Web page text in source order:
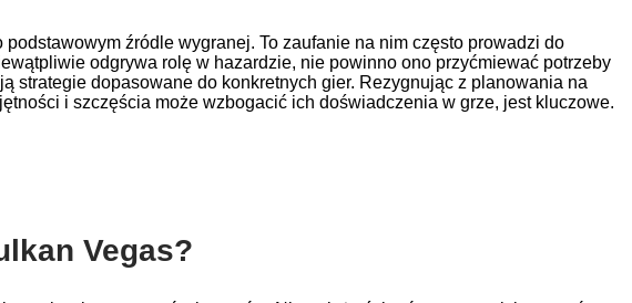
źródle wygranej. To zaufanie na nim często prowadzi do
odgrywa rolę w hazardzie, nie powinno ono przyćmiewać potrzeby
strategie dopasowane do konkretnych gier. Rezygnując z planowania na
i szczęścia może wzbogacić ich doświadczenia w grze, jest kluczowe.
Vegas?